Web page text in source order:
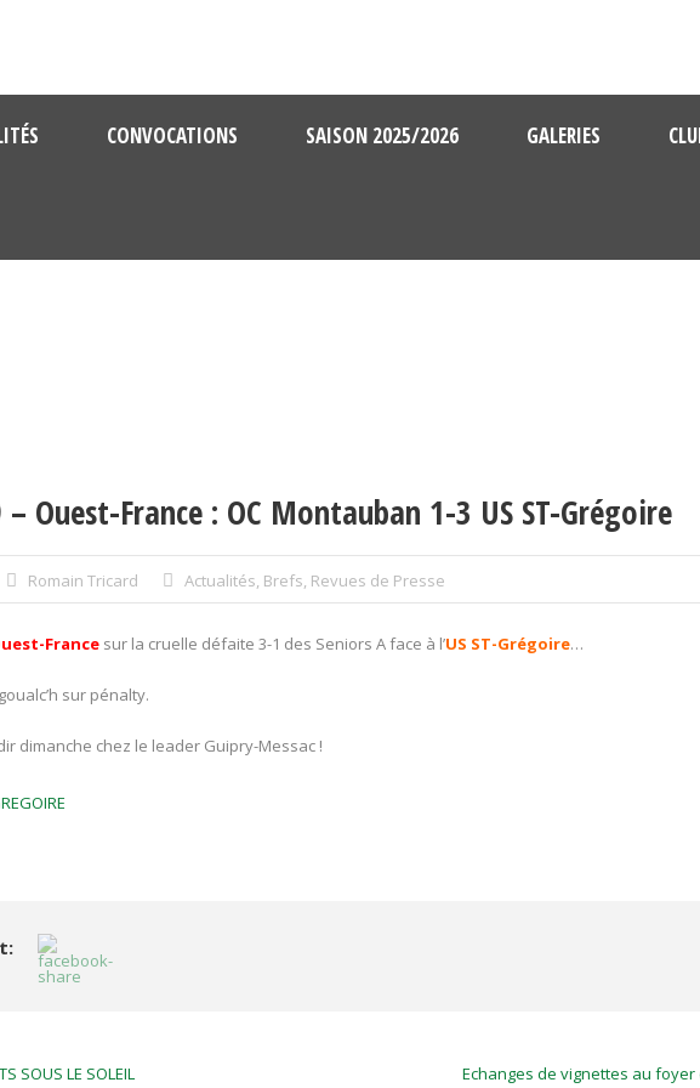
CONVOCATIONS SAISON 2025/2026 GALERIES
Ouest-France : OC Montauban 1-3 US ST-Grégoire
Romain Tricard Actualités, Brefs, Revues de Presse
Francesur la cruelle défaite 3-1 des Seniors A face à l’US ST-Grégoire…
sur pénalty.
dimanche chez le leader Guipry-Messac !
SOUS LE SOLEIL Echanges de vignettes au foyer